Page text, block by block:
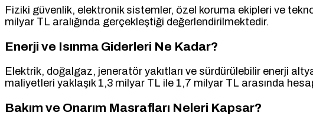
Fiziki güvenlik, elektronik sistemler, özel koruma ekipleri ve
milyar TL aralığında gerçekleştiği değerlendirilmektedir.
Enerji ve Isınma Giderleri Ne Kadar?
Elektrik, doğalgaz, jeneratör yakıtları ve sürdürülebilir enerji
maliyetleri yaklaşık 1,3 milyar TL ile 1,7 milyar TL arasında
Bakım ve Onarım Masrafları Neleri Kapsar?